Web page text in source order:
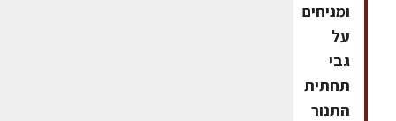
ומניחים
על
גבי
תחתית
התנור